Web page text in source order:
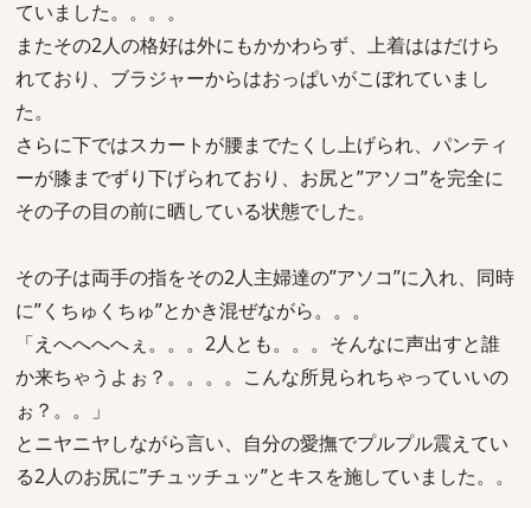
ていました。。。。
またその2人の格好は外にもかかわらず、上着ははだけら
れており、ブラジャーからはおっぱいがこぼれていまし
た。
さらに下ではスカートが腰までたくし上げられ、パンティ
ーが膝までずり下げられており、お尻と”アソコ”を完全に
その子の目の前に晒している状態でした。
その子は両手の指をその2人主婦達の”アソコ”に入れ、同時
に”くちゅくちゅ”とかき混ぜながら。。。
「えへへへへぇ。。。2人とも。。。そんなに声出すと誰
か来ちゃうよぉ？。。。。こんな所見られちゃっていいの
ぉ？。。」
とニヤニヤしながら言い、自分の愛撫でプルプル震えてい
る2人のお尻に”チュッチュッ”とキスを施していました。。